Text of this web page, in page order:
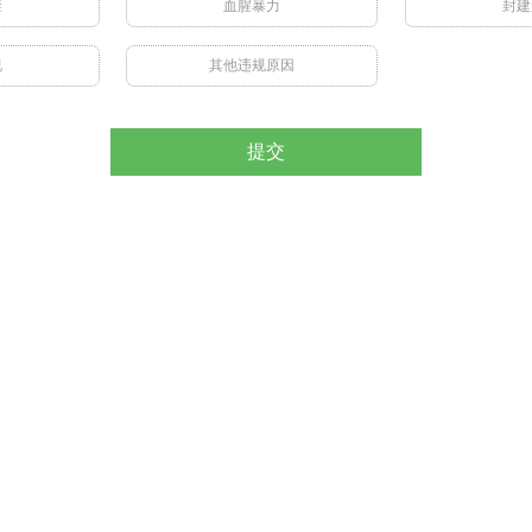
血腥暴力 封
其他违规原因
提交